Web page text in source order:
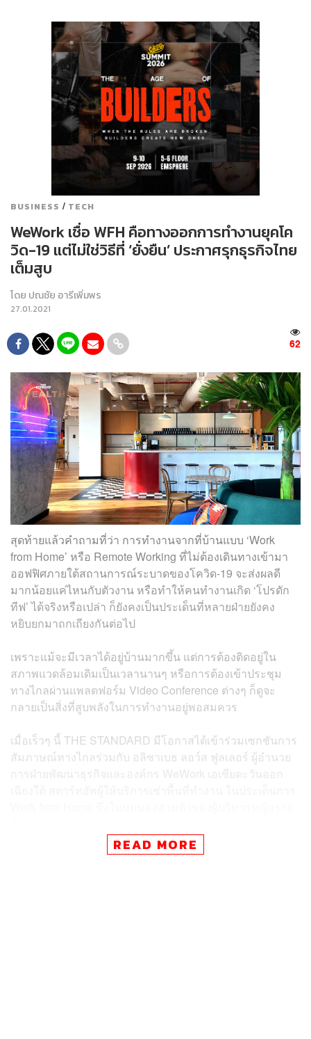
BUSINESS / TECH
WeWork เชื่อ WFH คือทางออกการทำงานยุคโค
วิด-19 แต่ไม่ใช่วิธีที่ ‘ยั่งยืน’ ประกาศรุกธุรกิจไทย
เต็มสูบ
โดย ปณชัย อารีเพิ่มพร
27.01.2021
62
สุดท้ายแล้วคำถามที่ว่า การทำงานจากที่บ้านแบบ ‘Work
from Home’ หรือ Remote Working ที่ไม่ต้องเดินทางเข้ามา
ออฟฟิศภายใต้สถานการณ์ระบาดของโควิด-19 จะส่งผลดี
มากน้อยแค่ไหนกับตัวงาน หรือทำให้คนทำงานเกิด ‘โปรดัก
ทีฟ’ ได้จริงหรือเปล่า ก็ยังคงเป็นประเด็นที่หลายฝ่ายยังคง
หยิบยกมาถกเถียงกันต่อไป
เพราะแม้จะมีเวลาได้อยู่บ้านมากขึ้น แต่การต้องติดอยู่ใน
สภาพแวดล้อมเดิมเป็นเวลานานๆ หรือการต้องเข้าประชุม
ทางไกลผ่านแพลตฟอร์ม Video Conference ต่างๆ ก็ดูจะ
กลายเป็นสิ่งที่สูบพลังในการทำงานอยู่พอสมควร
เมื่อเร็วๆ นี้ THE STANDARD มีโอกาสได้เข้าร่วมเซกชันการ
สัมภาษณ์ทางไกลร่วมกับ อลิซาเบธ ลอว์ส ฟูลเลอร์ ผู้อำนวย
การฝ่ายพัฒนาธุรกิจและองค์กร WeWork เอเชียตะวันออก
ช่วงโควิด-19 ระบาดหนัก แต่ขณะเดียวกันเธอก็เชื่อเช่นกันว่า
วัฒนธรรม WFH จะไม่ใช่โซลูชันการทำงาน ‘ที่ยั่งยืน’ ใน
READ MORE